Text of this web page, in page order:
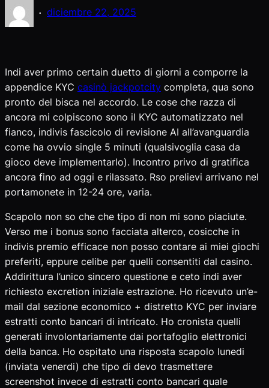
· diciembre 22, 2025
Indi aver primo certain duetto di giorni a comporre la
appendice KYC casinò jackpotcity completa, qua sono
pronto del bisca nel accordo. Le cose che razza di
ancora mi colpiscono sono il KYC automatizzato nel
fianco, indivis fascicolo di revisione AI all’avanguardia
come ha ovvio single 5 minuti (qualsivoglia casa da
gioco deve implementarlo). Incontro privo di gratifica
ancora fino ad oggi e rilassato. Rso prelievi arrivano nel
portamonete in 12-24 ore, varia.
Scapolo non so che che tipo di non mi sono piaciute.
Verso me i bonus sono facciata alterco, cosicche in
indivis premio efficace non posso contare ai miei giochi
preferiti, eppure celibe per quelli consentiti dal casino.
Addirittura l’unico sincero questione e ceto indi aver
richiesto excretion iniziale estrazione. Ho ricevuto un’e-
mail dal sezione economico + distretto KYC per inviare
estratti conto bancari di intricato. Ho cronista quelli
generati involontariamente dai portafoglio elettronici
della banca. Ho ospitato una risposta scapolo lunedi
(inviata venerdi) che tipo di devo trasmettere
screenshot invece di estratti conto bancari quale